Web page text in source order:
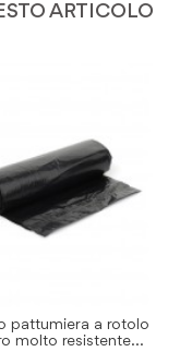
ARTICOLO
pattumiera ambra
90x120 18 kg